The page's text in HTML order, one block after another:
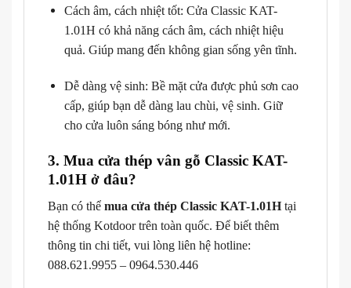
Cách âm, cách nhiệt tốt: Cửa Classic KAT-
1.01H có khả năng cách âm, cách nhiệt hiệu
quả. Giúp mang đến không gian sống yên tĩnh.
Dễ dàng vệ sinh: Bề mặt cửa được phủ sơn cao
cấp, giúp bạn dễ dàng lau chùi, vệ sinh. Giữ
cho cửa luôn sáng bóng như mới.
3. Mua cửa thép vân gỗ Classic KAT-
1.01H ở đâu?
Bạn có thể mua cửa thép Classic KAT-1.01Htại
hệ thống Kotdoor trên toàn quốc. Để biết thêm
thông tin chi tiết, vui lòng liên hệ hotline:
088.621.9955 – 0964.530.446